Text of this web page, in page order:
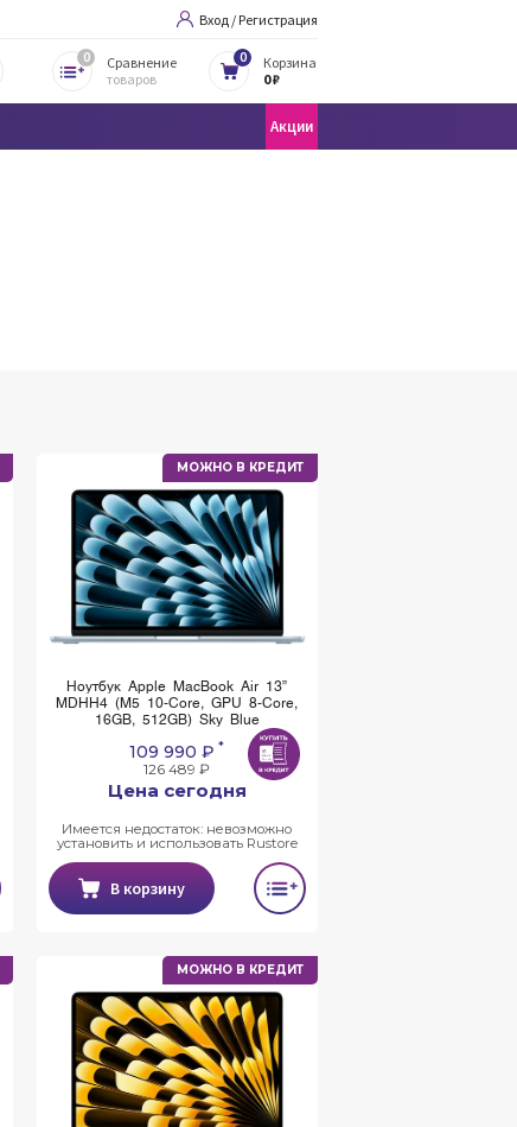
Вход / Регистрация
0
Сравнение
товаров
0
Корзина
0 ₽
Акции
МОЖНО В КРЕДИТ
Ноутбук Apple MacBook Air 13”
MDHH4 (M5 10-Core, GPU 8-Core,
16GB, 512GB) Sky Blue
109 990 ₽ *
126 489 ₽
Цена сегодня
Имеется недостаток: невозможно
установить и использовать Rustore
В корзину
МОЖНО В КРЕДИТ